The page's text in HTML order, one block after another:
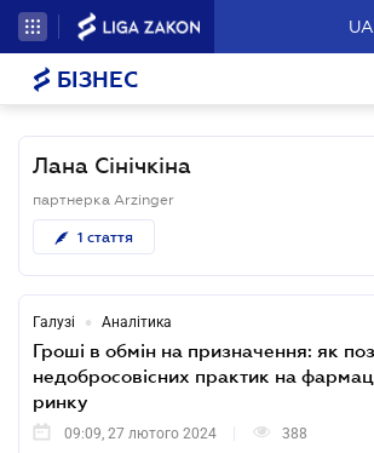
UA
БІЗНЕС
Лана Сінічкіна
партнерка Arzinger
1 стаття
Галузі • Аналітика
Гроші в обмін на призначення: як
недобросовісних практик на
ринку
09:09, 27 лютого 2024 388